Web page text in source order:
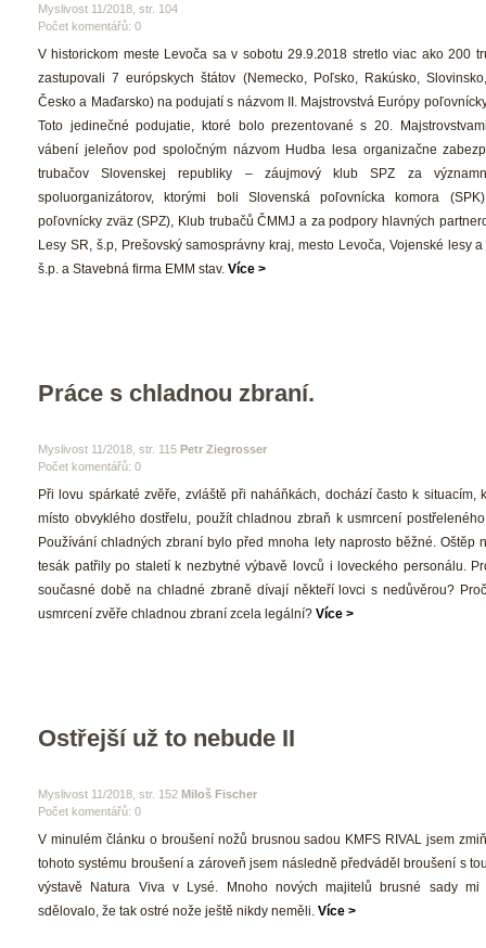
Myslivost 11/2018, str. 104
Počet komentářů: 0
V historickom meste Levoča sa v sobotu 29.9.2018 stretlo viac ako 200
zastupovali 7 európskych štátov (Nemecko, Poľsko, Rakúsko,
Česko a Maďarsko) na podujatí s názvom II. Majstrovstvá Európy
Toto jedinečné podujatie, ktoré bolo prezentované s 20.
vábení jeleňov pod spoločným názvom Hudba lesa organizačne
trubačov Slovenskej republiky – záujmový klub SPZ za
poluorganizátorov, ktorými boli Slovenská poľovnícka komora
poľovnícky zväz (SPZ), Klub trubačů ČMMJ a za podpory hlavných
Lesy SR, š.p, Prešovský samosprávny kraj, mesto Levoča, Vojenské lesy
š.p. a Stavebná firma EMM stav. Více >
Práce s chladnou zbraní.
Myslivost 11/2018, str. 115 Petr Ziegrosser
Počet komentářů: 0
Při lovu spárkaté zvěře, zvláště při naháňkách, dochází často k situacím,
místo obvyklého dostřelu, použít chladnou zbraň k usmrcení
Používání chladných zbraní bylo před mnoha lety naprosto běžné. Oštěp
tesák patřily po staletí k nezbytné výbavě lovců i loveckého personálu.
oučasné době na chladné zbraně dívají někteří lovci s nedůvěrou?
usmrcení zvěře chladnou zbraní zcela legální? Více >
Ostřejší už to nebude II
Myslivost 11/2018, str. 152 Miloš Fischer
Počet komentářů: 0
V minulém článku o broušení nožů brusnou sadou KMFS RIVAL jsem
tohoto systému broušení a zároveň jsem následně předváděl broušení s
výstavě Natura Viva v Lysé. Mnoho nových majitelů brusné sady
dělovalo, že tak ostré nože ještě nikdy neměli. Více >